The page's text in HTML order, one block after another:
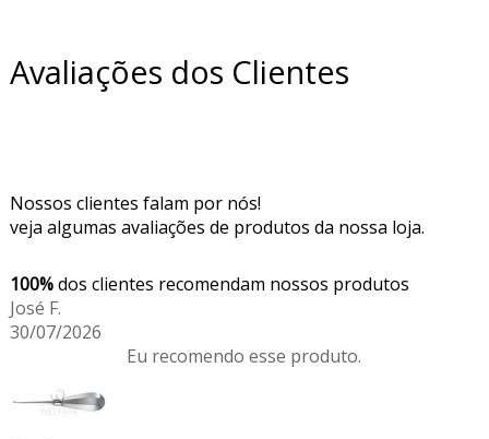
Avaliações dos Clientes
Nossos clientes falam por nós!
veja algumas avaliações de produtos da nossa loja.
100%dos clientes recomendam nossos produtos
José F.
30/07/2026
Eu recomendo esse produto.